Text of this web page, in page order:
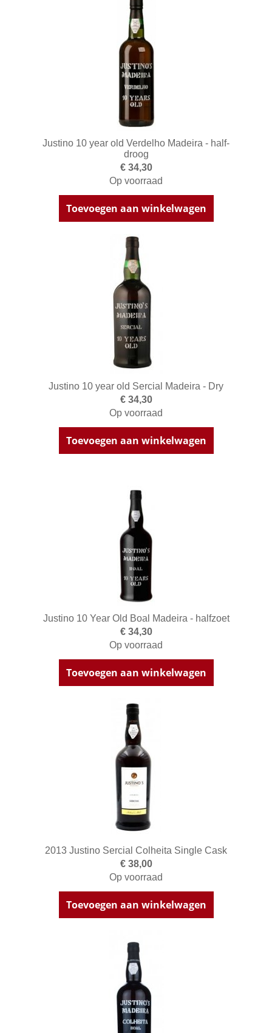
Justino 10 year old Verdelho Madeira - half-
droog
€ 34,30
Op voorraad
Toevoegen aan winkelwagen
Justino 10 year old Sercial Madeira - Dry
€ 34,30
Op voorraad
Toevoegen aan winkelwagen
Justino 10 Year Old Boal Madeira - halfzoet
€ 34,30
Op voorraad
Toevoegen aan winkelwagen
2013 Justino Sercial Colheita Single Cask
€ 38,00
Op voorraad
Toevoegen aan winkelwagen